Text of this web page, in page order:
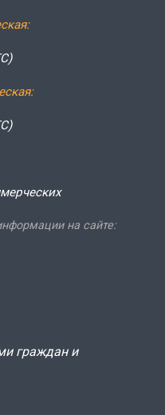
на сайте:
граждан и